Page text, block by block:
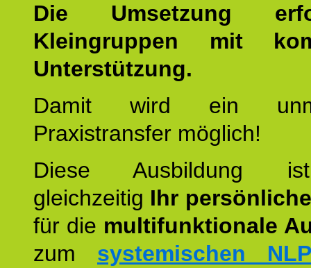
Die Umsetzung
Kleingruppen mit
Unterstützung.
Damit wird ein
Praxistransfer möglich!
Diese Ausbildung
gleichzeitig Ihr
für die multifunktionale
zum systemischen